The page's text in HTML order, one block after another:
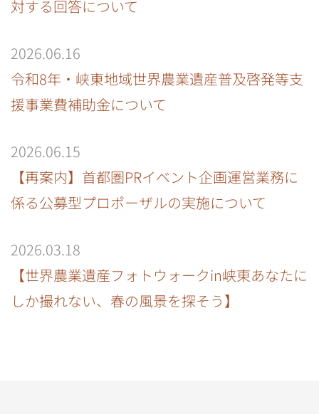
対する回答について
2026.06.16
令和8年・峡東地域世界農業遺産普及啓発等支
援事業費補助金について
2026.06.15
【再案内】首都圏PRイベント企画運営業務に
係る公募型プロポーザルの実施について
2026.03.18
【世界農業遺産フォトウォークin峡東あなたに
しか撮れない、春の風景を探そう】